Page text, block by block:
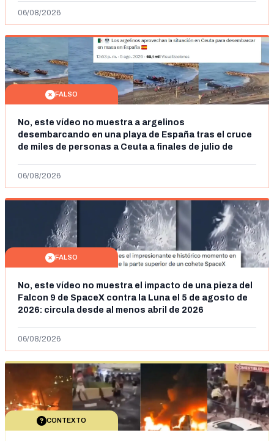
06/08/2026
FALSO
No, este vídeo no muestra a argelinos
desembarcando en una playa de España tras el cruce
de miles de personas a Ceuta a finales de julio de
06/08/2026
FALSO
No, este vídeo no muestra el impacto de una pieza del
Falcon 9 de SpaceX contra la Luna el 5 de agosto de
2026: circula desde al menos abril de 2026
06/08/2026
CONTEXTO